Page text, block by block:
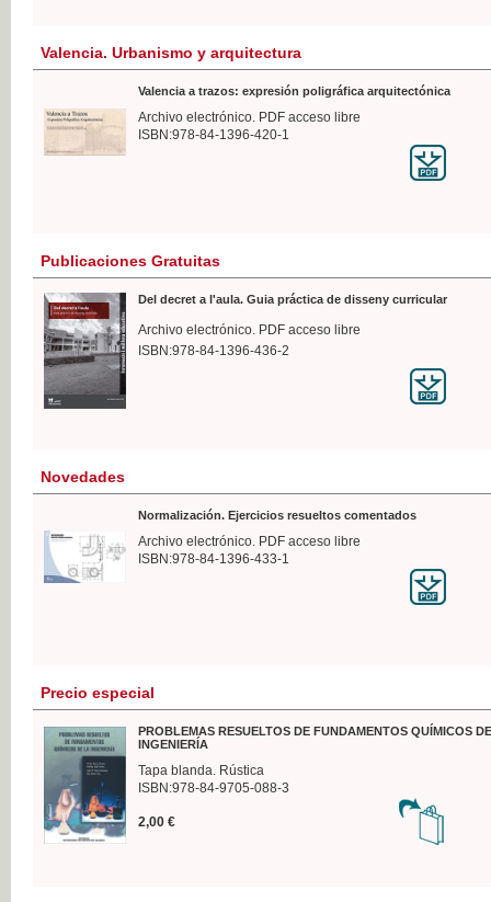
Valencia. Urbanismo y arquitectura
Valencia a trazos: expresión poligráfica arquitectónica
Archivo electrónico. PDF acceso libre
ISBN:978-84-1396-420-1
Publicaciones Gratuitas
Del decret a l'aula. Guia práctica de disseny curricular
Archivo electrónico. PDF acceso libre
ISBN:978-84-1396-436-2
Novedades
Normalización. Ejercicios resueltos comentados
Archivo electrónico. PDF acceso libre
ISBN:978-84-1396-433-1
Precio especial
PROBLEMAS RESUELTOS DE FUNDAMENTOS QUÍMICOS
INGENIERÍA
Tapa blanda. Rústica
ISBN:978-84-9705-088-3
2,00 €